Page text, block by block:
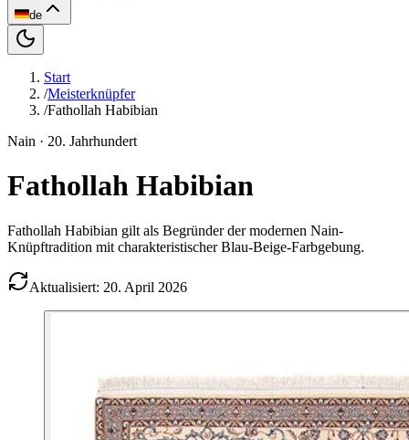
de
Start
/Meisterknüpfer
/Fathollah Habibian
Nain · 20. Jahrhundert
Fathollah Habibian
Fathollah Habibian gilt als Begründer der modernen Nain-
Knüpftradition mit charakteristischer Blau-Beige-Farbgebung.
Aktualisiert: 20. April 2026